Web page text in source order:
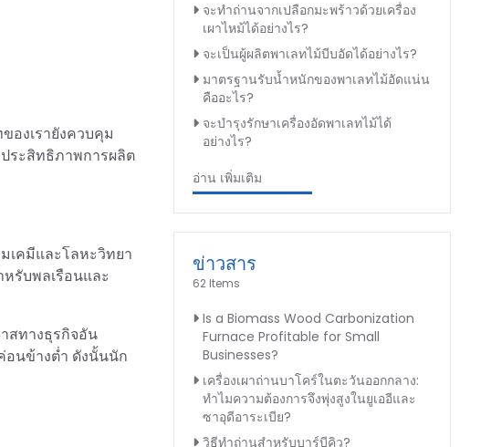
องเรายังควบคุม
ระสิทธิภาพการผลิต
เคมีและโลหะวิทยา
รับพลเรือนและ
สทางธุรกิจอัน
นข้างต่ำ ดังนั้นนัก
จะทำถ่านจากเปลือกมะพร้าวด้วยเครื่อง
เผาไหม้ได้อย่างไร?
จะเป็นผู้ผลิตพาเลทไม้บีบอัดได้อย่างไร?
มาตรฐานรับน้ำหนักของพาเลทไม้อัดแน่น
คืออะไร?
จะบำรุงรักษาเครื่องอัดพาเลทไม้ได้
อย่างไร?
อ่าน เพิ่มเติม
ข่าวสาร
62 Items
Is a Biomass Wood Carbonization
Furnace Profitable for Small
Businesses?
เครื่องเผาถ่านบาโคร์ในตะวันออกกลาง:
ทำไมความต้องการจึงพุ่งสูงในยูเออีและ
ซาอุดีอาระเบีย?
วิธีทำถ่านสำหรับบาร์บีคิว?